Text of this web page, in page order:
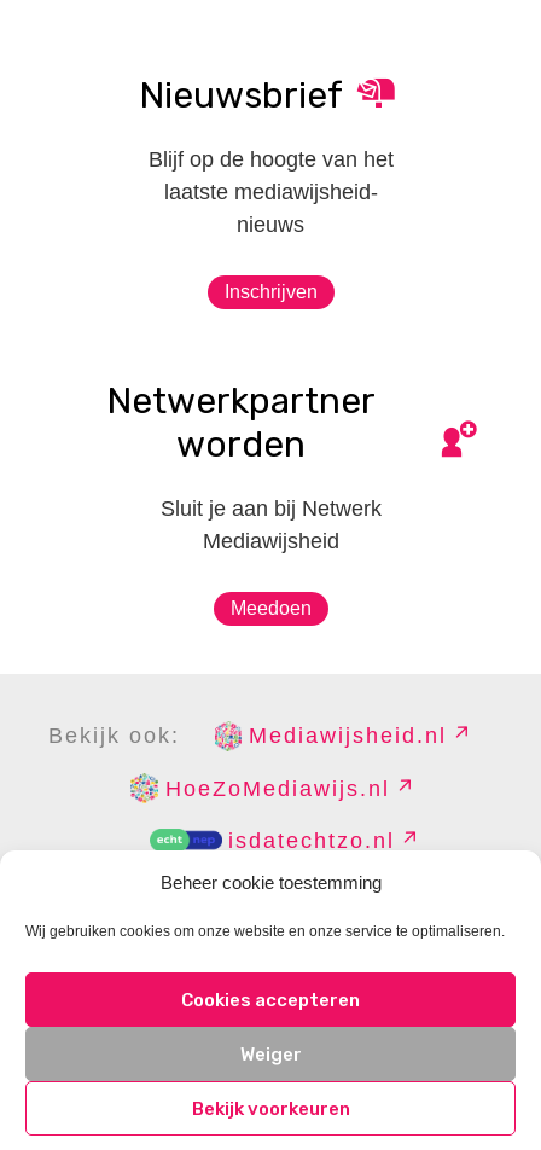
Beheer cookie toestemming
Wij gebruiken cookies om onze website en onze service te optimaliseren.
Cookies accepteren
Weiger
Bekijk voorkeuren
Nieuwsbrief
Blijf op de hoogte van het
laatste mediawijsheid-
nieuws
Inschrijven
Netwerkpartner
worden
Sluit je aan bij Netwerk
Mediawijsheid
Meedoen
Bekijk ook: Mediawijsheid.nl
HoeZoMediawijs.nl
isdatechtzo.nl
DISCLAIMER PRIVACY
CONTACT
COOKIES BEHEREN